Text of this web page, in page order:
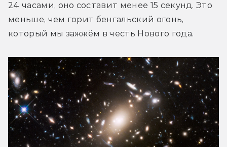
24 часами, оно составит менее 15 секунд. Это
меньше, чем горит бенгальский огонь,
который мы зажжём в честь Нового года.